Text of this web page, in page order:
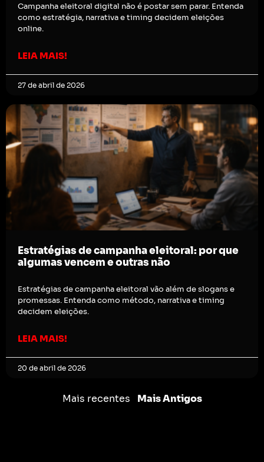
Campanha eleitoral digital não é postar sem parar. Entenda
como estratégia, narrativa e timing decidem eleições
online.
LEIA MAIS!
27 de abril de 2026
Estratégias de campanha eleitoral: por que
algumas vencem e outras não
Estratégias de campanha eleitoral vão além de slogans e
promessas. Entenda como método, narrativa e timing
decidem eleições.
LEIA MAIS!
20 de abril de 2026
Mais recentes Mais Antigos